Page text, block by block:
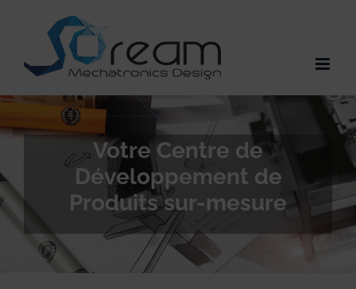
contenu
Votre Centre de
Développement de
Produits sur-mesure